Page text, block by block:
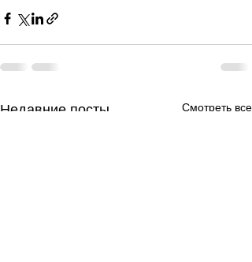
Недавние посты Смотреть все